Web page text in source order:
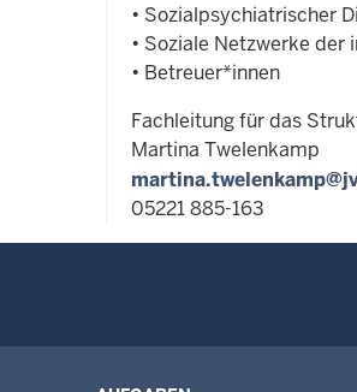
• Sozialpsychiatrischer
• Soziale Netzwerke der
• Betreuer*innen
Fachleitung für das
Martina Twelenkamp
05221 885-163